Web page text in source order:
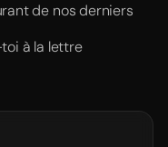
de nos derniers
à la lettre